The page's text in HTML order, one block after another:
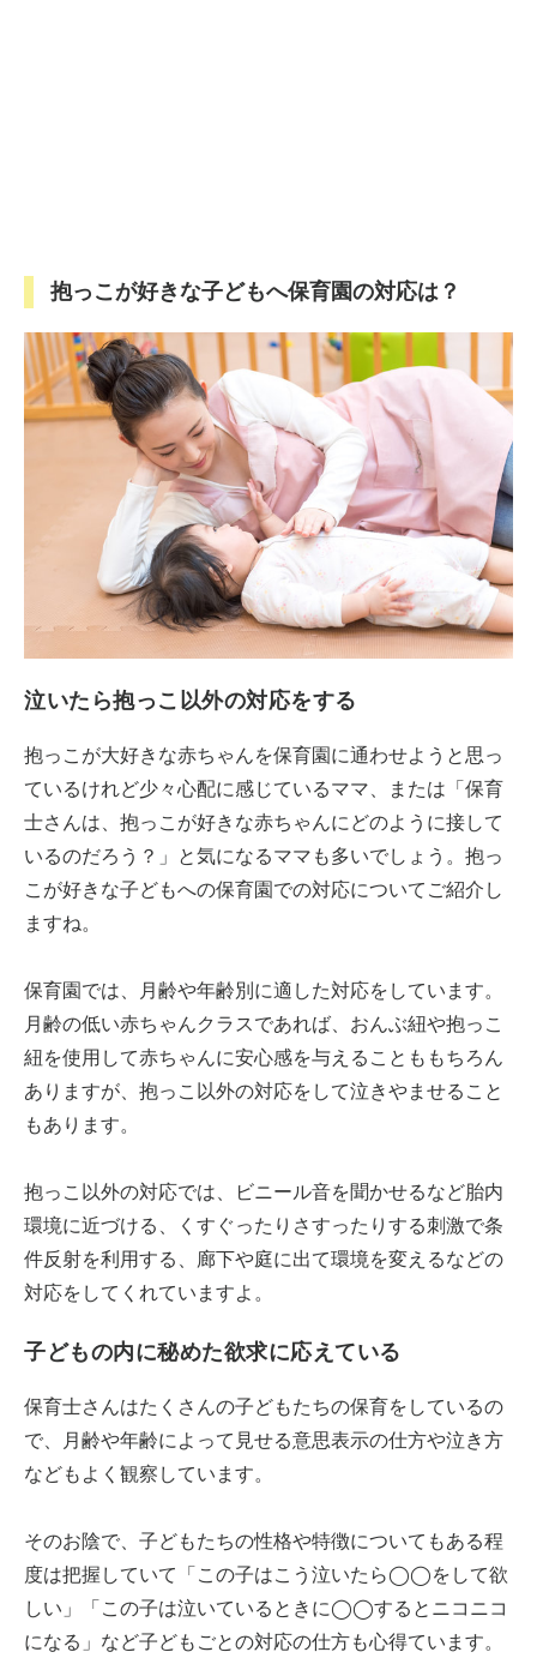
抱っこが好きな子どもへ保育園の対応は？
泣いたら抱っこ以外の対応をする
抱っこが大好きな赤ちゃんを保育園に通わせようと思っ
ているけれど少々心配に感じているママ、または「保育
士さんは、抱っこが好きな赤ちゃんにどのように接して
いるのだろう？」と気になるママも多いでしょう。抱っ
こが好きな子どもへの保育園での対応についてご紹介し
ますね。
保育園では、月齢や年齢別に適した対応をしています。
月齢の低い赤ちゃんクラスであれば、おんぶ紐や抱っこ
紐を使用して赤ちゃんに安心感を与えることももちろん
ありますが、抱っこ以外の対応をして泣きやませること
もあります。
抱っこ以外の対応では、ビニール音を聞かせるなど胎内
環境に近づける、くすぐったりさすったりする刺激で条
件反射を利用する、廊下や庭に出て環境を変えるなどの
対応をしてくれていますよ。
子どもの内に秘めた欲求に応えている
保育士さんはたくさんの子どもたちの保育をしているの
で、月齢や年齢によって見せる意思表示の仕方や泣き方
などもよく観察しています。
そのお陰で、子どもたちの性格や特徴についてもある程
度は把握していて「この子はこう泣いたら◯◯をして欲
しい」「この子は泣いているときに◯◯するとニコニコ
になる」など子どもごとの対応の仕方も心得ています。